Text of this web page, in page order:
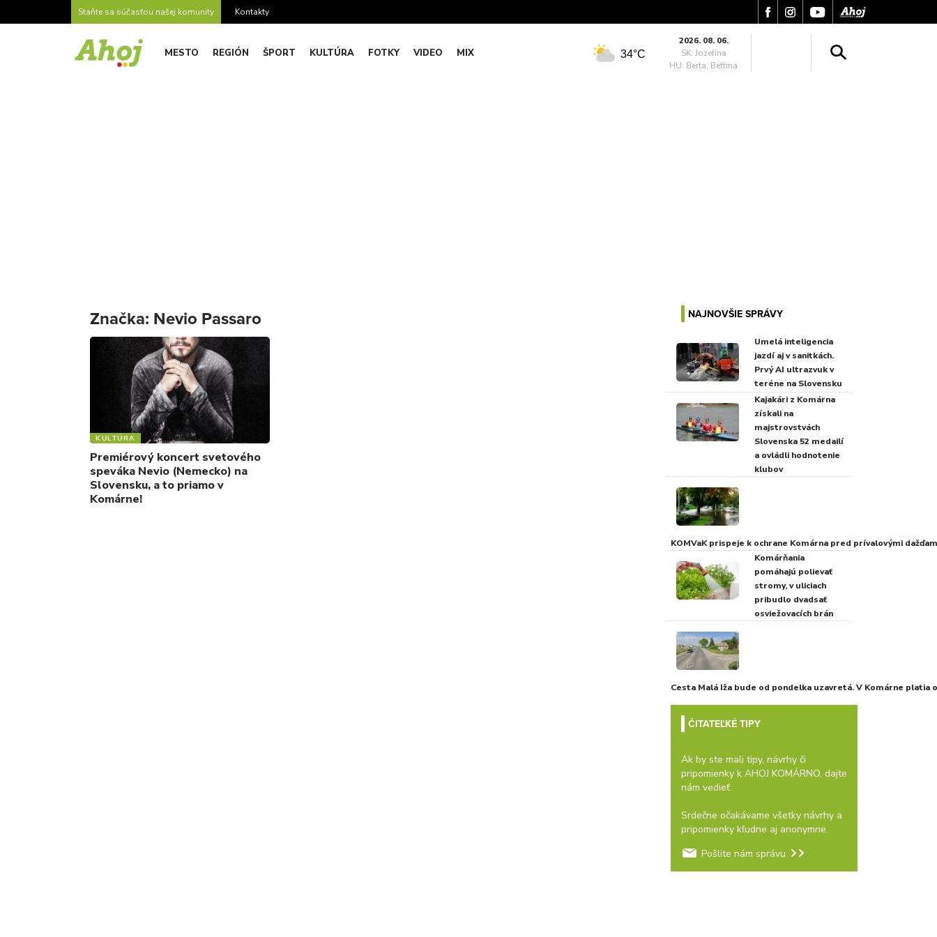
Staňte sa súčasťou našej komunity Kontakty
MESTO REGIÓN ŠPORT KULTÚRA FOTKY VIDEO MIX 34°C
2026. 08. 06.
SK: Jozefína
HU: Berta, Bettina
Značka: Nevio Passaro
KULTÚRA
Premiérový koncert svetového
speváka Nevio (Nemecko) na
Slovensku, a to priamo v
Komárne!
NAJNOVŠIE SPRÁVY
Umelá inteligencia
jazdí aj v sanitkách.
Prvý AI ultrazvuk v
teréne na Slovensku
Kajakári z Komárna
získali na
majstrovstvách
Slovenska 52 medailí
a ovládli hodnotenie
klubov
KOMVaK prispeje k ochrane Komárna pred prívalovými
Komárňania
pomáhajú polievať
stromy, v uliciach
pribudlo dvadsať
osviežovacích brán
Cesta Malá Iža bude od pondelka uzavretá. V Komárne platia
ČITATEĽKÉ TIPY
Ak by ste mali tipy, návrhy či
pripomienky k AHOJ KOMÁRNO, dajte
nám vedieť.
Srdečne očakávame všetky návrhy a
pripomienky kľudne aj anonymne.
Pošlite nám správu